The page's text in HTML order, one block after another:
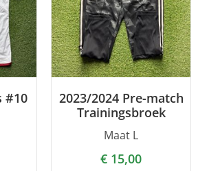
#10
2023/2024 Pre-match
Trainingsbroek
Maat L
€ 15,00